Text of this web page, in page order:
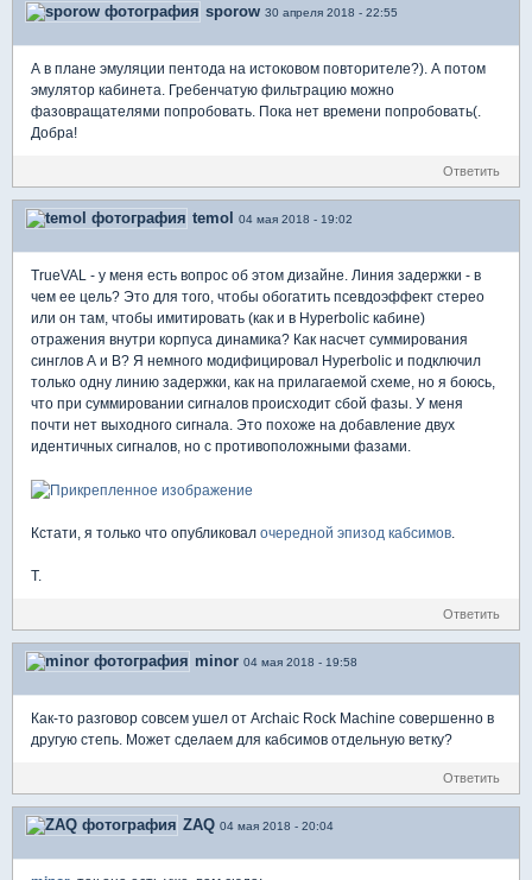
sporow 30 апреля 2018 - 22:55
А в плане эмуляции пентода на истоковом повторителе?). А потом
эмулятор кабинета. Гребенчатую фильтрацию можно
фазовращателями попробовать. Пока нет времени попробовать(.
Добра!
Ответить
temol 04 мая 2018 - 19:02
TrueVAL - у меня есть вопрос об этом дизайне. Линия задержки - в
чем ее цель? Это для того, чтобы обогатить псевдоэффект стерео
или он там, чтобы имитировать (как и в Hyperbolic кабине)
отражения внутри корпуса динамика? Как насчет суммирования
синглов A и B? Я немного модифицировал Hyperbolic и подключил
только одну линию задержки, как на прилагаемой схеме, но я боюсь,
что при суммировании сигналов происходит сбой фазы. У меня
почти нет выходного сигнала. Это похоже на добавление двух
идентичных сигналов, но с противоположными фазами.
Кстати, я только что опубликовал очередной эпизод кабсимов.
T.
Ответить
minor 04 мая 2018 - 19:58
Как-то разговор совсем ушел от Archaic Rock Machine совершенно в
другую степь. Может сделаем для кабсимов отдельную ветку?
Ответить
ZAQ 04 мая 2018 - 20:04